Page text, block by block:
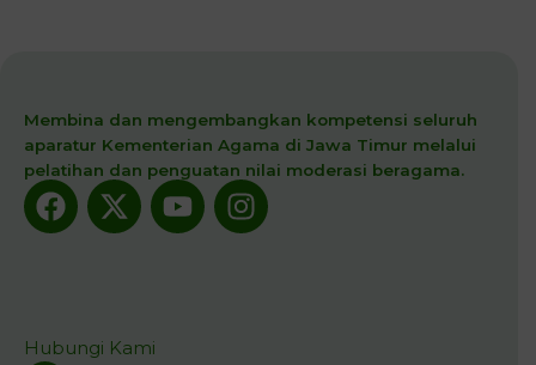
Membina dan mengembangkan kompetensi seluruh
aparatur Kementerian Agama di Jawa Timur melalui
pelatihan dan penguatan nilai moderasi beragama.
Facebook
X-
twitter
YoutubeInstagram
Hubungi Kami